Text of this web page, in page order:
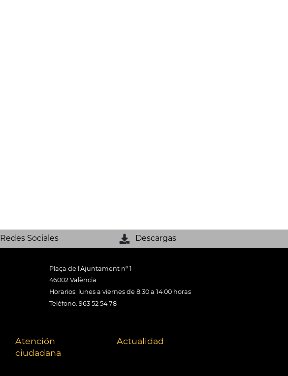
Redes Sociales Descargas
Plaça de l'Ajuntament nº 1
46002 València
Horarios: lunes a viernes de 8:30 a 14:00 horas
Teléfono: 963 52 54 78
Atención
ciudadana
Actualidad